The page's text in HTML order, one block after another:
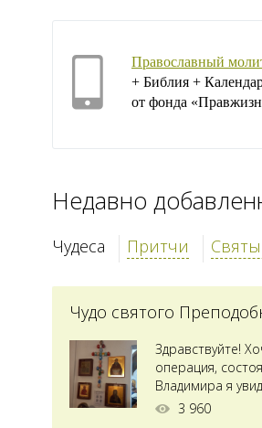
Православный
+ Библия +
от фонда
Недавно
Чудеса Притчи
Чудо святого
Здравствуйте!
операция,
Владимира я
Преподобного...
3 960